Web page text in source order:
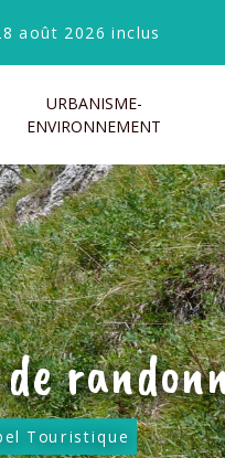
août 2026 inclus
URBANISME-
ENVIRONNEMENT
Touristique